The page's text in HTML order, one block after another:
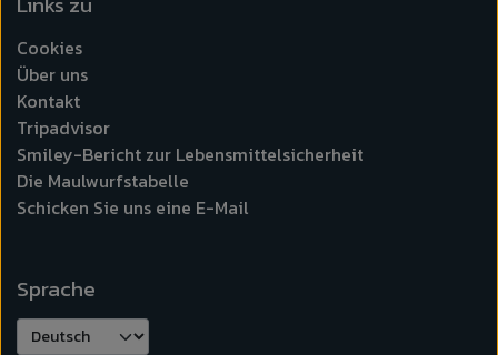
Cookies
Über uns
Kontakt
Tripadvisor
Smiley-Bericht zur Lebensmittelsicherheit
Die Maulwurfstabelle
Schicken Sie uns eine E-Mail
Sprache